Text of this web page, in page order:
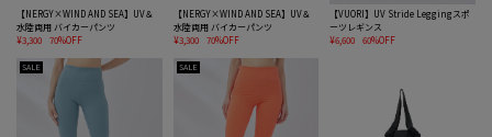
【NERGY×WIND AND SEA】UV＆
水陸両用 バイカーパンツ
¥3,300
70%OFF
【NERGY×WIND AND SEA】UV＆
水陸両用 バイカーパンツ
¥3,300
70%OFF
【VUORI】UV Stride Leggingスポ
ーツレギンス
¥6,600
60%OFF
SALE SALE